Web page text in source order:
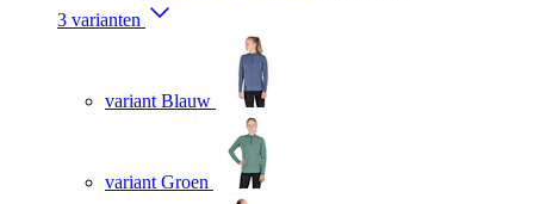
3 varianten
variant Blauw
variant Groen